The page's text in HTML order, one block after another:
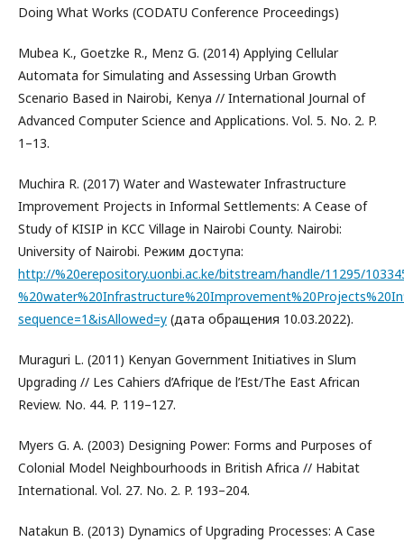
Doing What Works (CODATU Conference Proceedings)
Mubea K., Goetzke R., Menz G. (2014) Applying Cellular
Automata for Simulating and Assessing Urban Growth
Scenario Based in Nairobi, Kenya // International Journal of
Advanced Computer Science and Applications. Vol. 5. No. 2. P.
1–13.
Muchira R. (2017) Water and Wastewater Infrastructure
Improvement Projects in Informal Settlements: A Cease of
Study of KISIP in KCC Village in Nairobi County. Nairobi:
University of Nairobi. Режим доступа:
http://%20erepository.uonbi.ac.ke/bitstream/handle/11295/
sequence=1&isAllowed=y (дата обращения 10.03.2022).
Muraguri L. (2011) Kenyan Government Initiatives in Slum
Upgrading // Les Cahiers d’Afrique de l’Est/The East African
Review. No. 44. P. 119–127.
Myers G. A. (2003) Designing Power: Forms and Purposes of
Colonial Model Neighbourhoods in British Africa // Habitat
International. Vol. 27. No. 2. P. 193–204.
Natakun B. (2013) Dynamics of Upgrading Processes: A Case